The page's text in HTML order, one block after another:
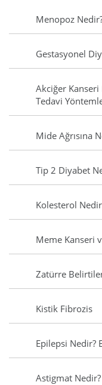
Menopoz
Gestasyonel
Akciğer
Tedavi
Mide Ağrısına
Tip 2 Diyabet
Kolesterol
Meme Kanseri
Zatürre
Kistik Fibrozis
Epilepsi Nedir?
Astigmat